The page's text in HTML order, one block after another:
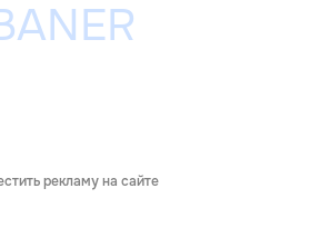
рекламу на сайте